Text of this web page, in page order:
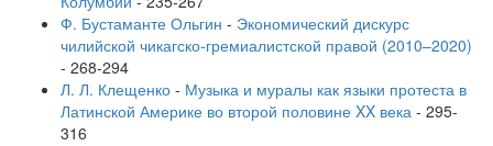
Ф. Бустаманте Ольгин - Экономический дискурс
чилийской чикагско-гремиалистской правой (2010–2020)
- 268-294
Л. Л. Клещенко - Музыка и муралы как языки протеста в
Латинской Америке во второй половине XX века - 295-
316